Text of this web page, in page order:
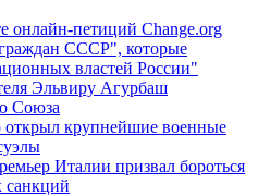
онлайн-петиций Change.org
СССР", которые
властей России"
Эльвиру Агурбаш
Союза
крупнейшие военные
Италии призвал бороться
санкций